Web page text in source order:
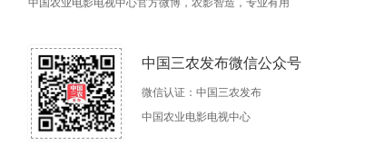
中国农业电影电视中心官方微博，农影智造，专业有用
中国三农发布微信公众号
微信认证：中国三农发布
中国农业电影电视中心